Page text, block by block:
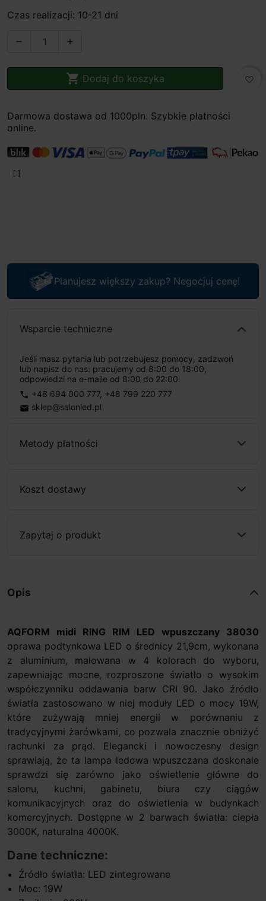
Czas realizacji: 10-21 dni
 
 Dodaj do koszyka favorite_border
Darmowa dostawa od 1000pln. Szybkie płatności
online.
Planujesz większy zakup? Negocjuj cenę!
Wsparcie techniczne
Jeśli masz pytania lub potrzebujesz pomocy, zadzwoń
lub napisz do nas: pracujemy od 8:00 do 18:00,
odpowiedzi na e-maile od 8:00 do 22:00.
phone +48 694 000 777, +48 799 220 777
email sklep@salonled.pl
Metody płatności
Koszt dostawy
Zapytaj o produkt
Opis
AQFORM midi RING RIM LED wpuszczany 38030
oprawa podtynkowa LED o średnicy 21,9cm, wykonana
z aluminium, malowana w 4 kolorach do wyboru,
zapewniając mocne, rozproszone światło o wysokim
współczynniku oddawania barw CRI 90. Jako źródło
światła zastosowano w niej moduły LED o mocy 19W,
które zużywają mniej energii w porównaniu z
tradycyjnymi żarówkami, co pozwala znacznie obniżyć
rachunki za prąd. Elegancki i nowoczesny design
sprawiają, że ta lampa ledowa wpuszczana doskonale
sprawdzi się zarówno jako oświetlenie główne do
salonu, kuchni, gabinetu, biura czy ciągów
komunikacyjnych oraz do oświetlenia w budynkach
komercyjnych. Dostępne w 2 barwach światła: ciepła
3000K, naturalna 4000K.
Dane techniczne:
Źródło światła: LED zintegrowane
Moc: 19W